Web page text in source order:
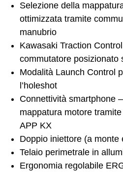
Selezione della
ottimizzata tramite
manubrio
Kawasaki Traction
commutatore posizionato
Modalità Launch Control
l’holeshot
Connettività smartphone
mappatura motore
APP KX
Doppio iniettore (a monte
Telaio perimetrale in
Ergonomia regolabile